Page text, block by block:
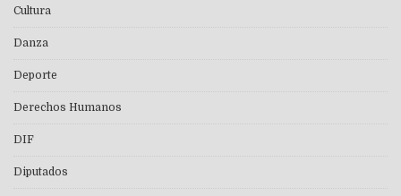
Cultura
Danza
Deporte
Derechos Humanos
DIF
Diputados